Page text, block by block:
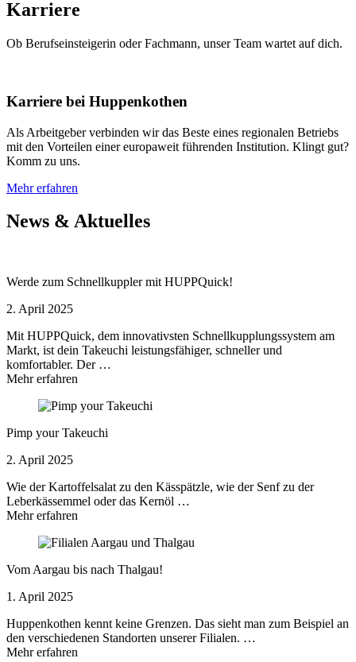
Karriere
Ob Berufseinsteigerin oder Fachmann, unser Team wartet auf dich.
Karriere bei Huppenkothen
Als Arbeitgeber verbinden wir das Beste eines regionalen Betriebs
mit den Vorteilen einer europaweit führenden Institution. Klingt gut?
Komm zu uns.
Mehr erfahren
News & Aktuelles
Werde zum Schnellkuppler mit HUPPQuick!
2. April 2025
Mit HUPPQuick, dem innovativsten Schnell­kupplungs­system am
Markt, ist dein Takeuchi leistungsfähiger, schneller und
komfortabler. Der …
Mehr erfahren
Pimp your Takeuchi
2. April 2025
Wie der Kartoffelsalat zu den Kässpätzle, wie der Senf zu der
Leberkässemmel oder das Kernöl …
Mehr erfahren
Vom Aargau bis nach Thalgau!
1. April 2025
Huppenkothen kennt keine Grenzen. Das sieht man zum Beispiel an
den verschiedenen Standorten unserer Filialen. …
Mehr erfahren